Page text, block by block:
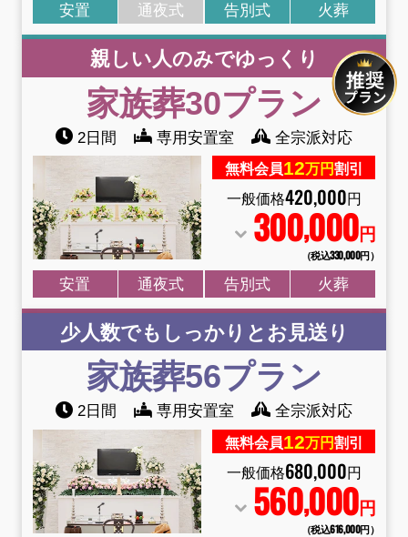
安置 通夜式 告別式 火葬
親しい人のみでゆっくり
家族葬30プラン
2日間 専用安置室 全宗派対応
無料会員12万円割引
一般価格420,000円
300,000円
（税込330,000円）
安置 通夜式 告別式 火葬
少人数でもしっかりとお見送り
家族葬56プラン
2日間 専用安置室 全宗派対応
無料会員12万円割引
一般価格680,000円
560,000円
（税込616,000円）